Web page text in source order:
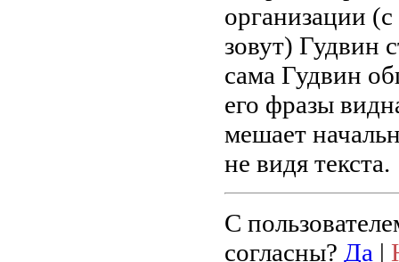
организации
зовут) Гудвин
сама Гудвин
его фразы
мешает
не видя текста.
С
согласны? Да |